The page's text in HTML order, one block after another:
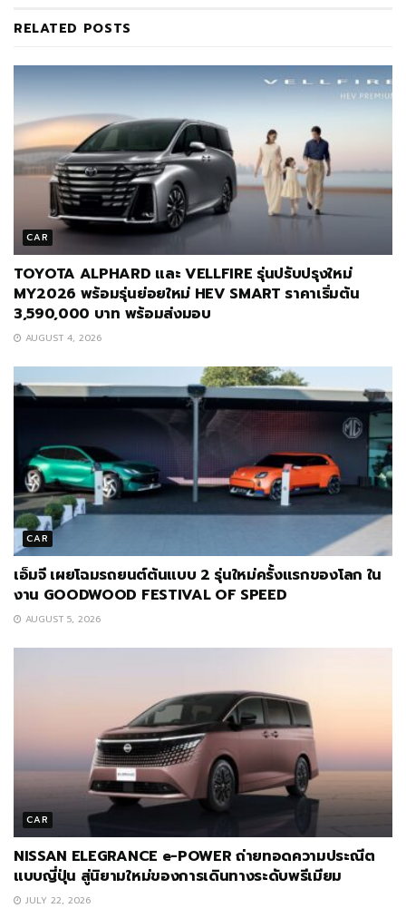
RELATED POSTS
CAR
TOYOTA ALPHARD และ VELLFIRE รุ่นปรับปรุงใหม่
MY2026 พร้อมรุ่นย่อยใหม่ HEV SMART ราคาเริ่มต้น
3,590,000 บาท พร้อมส่งมอบ
AUGUST 4, 2026
CAR
เอ็มจี เผยโฉมรถยนต์ต้นแบบ 2 รุ่นใหม่ครั้งแรกของโลก ใน
งาน GOODWOOD FESTIVAL OF SPEED
AUGUST 5, 2026
CAR
NISSAN ELEGRANCE e-POWER ถ่ายทอดความประณีต
แบบญี่ปุ่น สู่นิยามใหม่ของการเดินทางระดับพรีเมียม
JULY 22, 2026